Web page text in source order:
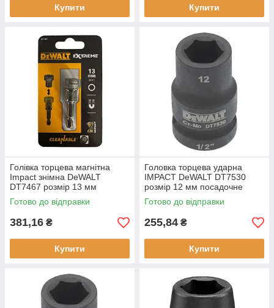
Купити Купити
Голівка торцева магнітна
Impact знімна DeWALT
DT7467 розмір 13 мм
посадочне місце 1/4 дюйма
75 мм довжина
Готово до відправки
381,16 ₴
Купити
Головка торцева ударна
IMPACT DeWALT DT7530
розмір 12 мм посадочне
місце 1/2 дюйми тип
інструменту - торцева голівка
Готово до відправки
255,84 ₴
Купити